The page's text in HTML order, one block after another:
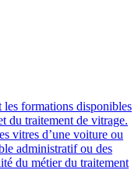
les formations disponibles
du traitement de vitrage.
vitres d’une voiture ou
administratif ou des
du métier du traitement